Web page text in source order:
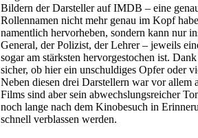
Bildern der Darsteller auf IMDB – eine
Rollennamen nicht mehr genau im Kopf
namentlich hervorheben, sondern kann nur
General, der Polizist, der Lehrer – jeweils
sogar am stärksten hervorgestochen ist.
sicher, ob hier ein unschuldiges Opfer oder
Neben diesen drei Darstellern war vor allem
Films sind aber sein abwechslungsreicher
noch lange nach dem Kinobesuch in
schnell verblassen werden.